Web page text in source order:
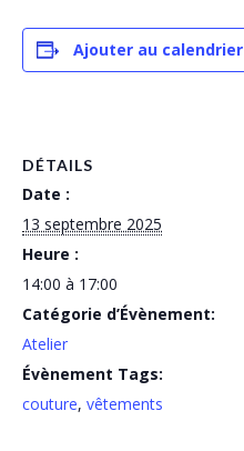
Ajouter au calendrier
DÉTAILS
Date :
13 septembre 2025
Heure :
14:00 à 17:00
Catégorie d’Évènement:
Atelier
Évènement Tags:
couture, vêtements